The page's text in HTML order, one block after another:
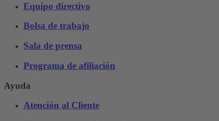
Equipo directivo
Bolsa de trabajo
Sala de prensa
Programa de afiliación
Ayuda
Atención al Cliente